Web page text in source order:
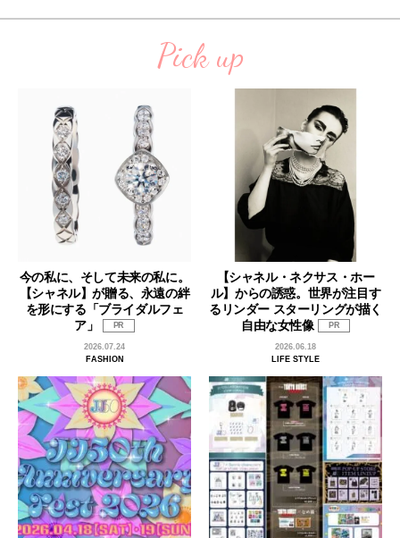
Pick up
今の私に、そして未来の私に。
【シャネル】が贈る、永遠の絆
を形にする「ブライダルフェ
ア」
PR
2026.07.24
FASHION
【シャネル・ネクサス・ホー
ル】からの誘惑。世界が注目す
るリンダー スターリングが描く
自由な女性像
PR
2026.06.18
LIFE STYLE